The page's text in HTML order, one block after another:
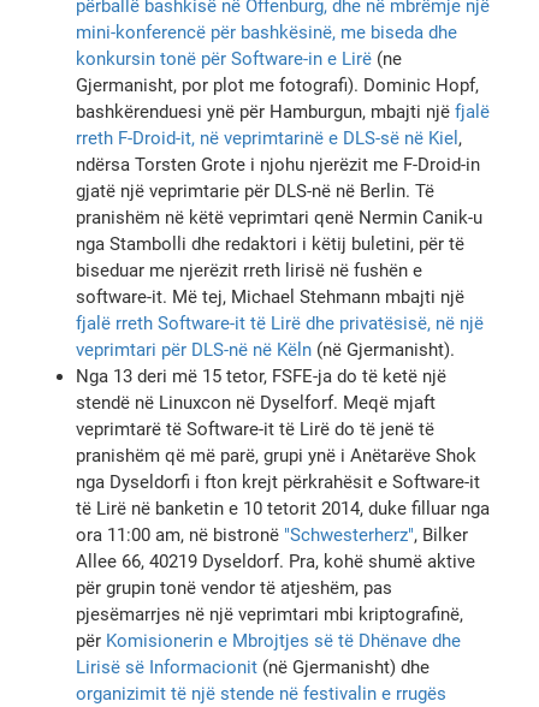
përballë bashkisë në Offenburg, dhe në mbrëmje një
mini-konferencë për bashkësinë, me biseda dhe
konkursin tonë për Software-in e Lirë (ne
Gjermanisht, por plot me fotografi). Dominic Hopf,
bashkërenduesi ynë për Hamburgun, mbajti njëfjalë
rreth F-Droid-it, në veprimtarinë e DLS-së në Kiel ,
ndërsa Torsten Grote i njohu njerëzit me F-Droid-in
gjatë një veprimtarie për DLS-në në Berlin. Të
pranishëm në këtë veprimtari qenë Nermin Canik-u
nga Stambolli dhe redaktori i këtij buletini, për të
biseduar me njerëzit rreth lirisë në fushën e
software-it. Më tej, Michael Stehmann mbajti një
fjalë rreth Software-it të Lirë dhe privatësisë, në një
veprimtari për DLS-në në Këln (në Gjermanisht).
Nga 13 deri më 15 tetor, FSFE-ja do të ketë një
stendë në Linuxcon në Dyselforf. Meqë mjaft
veprimtarë të Software-it të Lirë do të jenë të
pranishëm që më parë, grupi ynë i Anëtarëve Shok
nga Dyseldorfi i fton krejt përkrahësit e Software-it
të Lirë në banketin e 10 tetorit 2014, duke filluar nga
ora 11:00 am, në bistronë "Schwesterherz", Bilker
Allee 66, 40219 Dyseldorf. Pra, kohë shumë aktive
për grupin tonë vendor të atjeshëm, pas
pjesëmarrjes në një veprimtari mbi kriptografinë,
për Komisionerin e Mbrojtjes së të Dhënave dhe
Lirisë së Informacionit (në Gjermanisht) dhe
organizimit të një stende në festivalin e rrugës